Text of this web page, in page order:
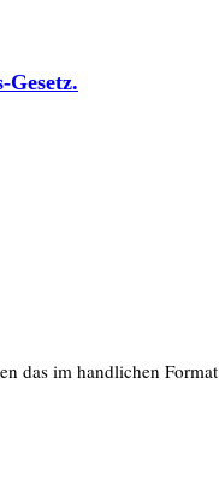
das im handlichen Format